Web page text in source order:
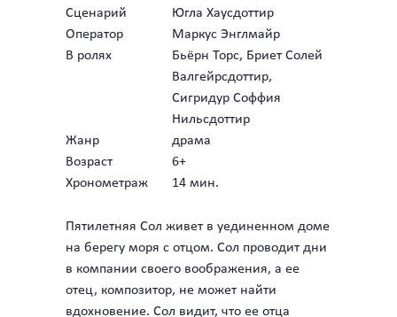
Сценарий
Оператор
В ролях
Жанр
Возраст
Хронометраж
Югла Хаусдоттир
Маркус Энглмайр
Бьёрн Торс, Бриет Солей
Валгейрсдоттир,
Сигридур Соффия
Нильсдоттир
драма
6+
14 мин.
Пятилетняя Сол живет в уединенном доме
на берегу моря с отцом. Сол проводит дни
в компании своего воображения, а ее
отец, композитор, не может найти
вдохновение. Сол видит, что ее отца